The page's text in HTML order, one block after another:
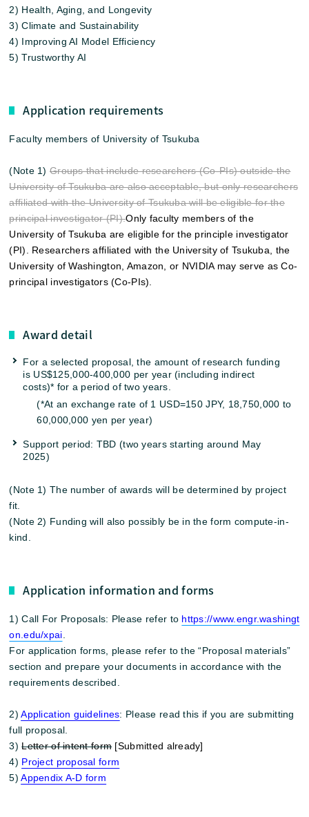
2) Health, Aging, and Longevity
3) Climate and Sustainability
4) Improving AI Model Efficiency
5) Trustworthy AI
Application requirements
Faculty members of University of Tsukuba
(Note 1) Groups that include researchers (Co-PIs) outside the
University of Tsukuba are also acceptable, but only researchers
affiliated with the University of Tsukuba will be eligible for the
principal investigator (PI).Only faculty members of the
University of Tsukuba are eligible for the principle investigator
(PI). Researchers affiliated with the University of Tsukuba, the
University of Washington, Amazon, or NVIDIA may serve as Co-
principal investigators (Co-PIs).
Award detail
For a selected proposal, the amount of research funding
is US$125,000-400,000 per year (including indirect
costs)* for a period of two years.
(*At an exchange rate of 1 USD=150 JPY, 18,750,000 to
60,000,000 yen per year)
Support period: TBD (two years starting around May
2025)
(Note 1) The number of awards will be determined by project
fit.
(Note 2) Funding will also possibly be in the form compute-in-
kind.
Application information and forms
1) Call For Proposals: Please refer to https://www.engr.washingt
on.edu/xpai
For application forms, please refer to the “Proposal materials”
section and prepare your documents in accordance with the
requirements described.
2)Application guidelines: Please read this if you are submitting
full proposal.
3)Letter of intent form[Submitted already]
4) Project proposal form
5)Appendix A-D form